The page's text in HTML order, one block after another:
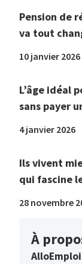
Pension de
va tout
10 janvier 2026
L’âge idéal
sans payer
4 janvier 2026
Ils vivent
qui fascine
28 novembre
À